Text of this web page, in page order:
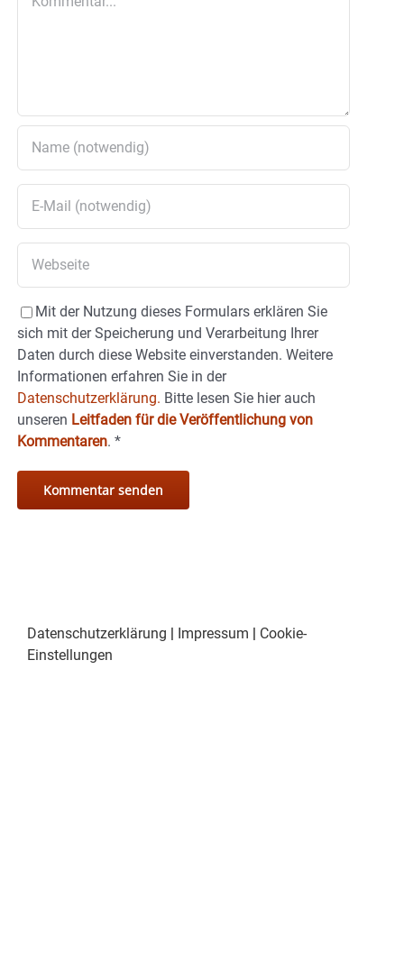
Mit der Nutzung dieses Formulars erklären Sie
sich mit der Speicherung und Verarbeitung Ihrer
Daten durch diese Website einverstanden. Weitere
Informationen erfahren Sie in der
Datenschutzerklärung. Bitte lesen Sie hier auch
unseren Leitfaden für die Veröffentlichung von
Kommentaren. *
Datenschutzerklärung | Impressum | Cookie-
Einstellungen